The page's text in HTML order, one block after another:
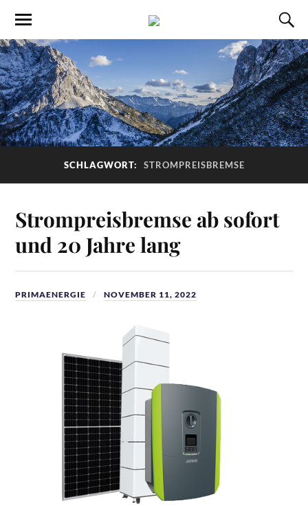
SCHLAGWORT: STROMPREISBREMSE
Strompreisbremse ab sofort
und 20 Jahre lang
PRIMAENERGIE NOVEMBER 11, 2022